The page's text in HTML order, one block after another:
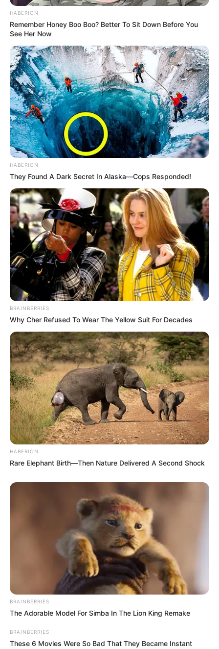
TAGS
ΕΥΒΟΙΑ
ΤΑΥΤΟΤΗΤΑ ΚΑΙ ΕΠΙΚΟΙΝΩΝΙΑ ΟΡΟΙ ΧΡΗΣΗΣ
© 2025 EVIANEWS του Γιώργου Κουτσελίνη
HABERION
Remember Honey Boo Boo? Better To Sit Down Before You
See Her Now
HABERION
They Found A Dark Secret In Alaska—Cops Responded!
BRAINBERRIES
Why Cher Refused To Wear The Yellow Suit For Decades
HABERION
Rare Elephant Birth—Then Nature Delivered A Second Shock
BRAINBERRIES
The Adorable Model For Simba In The Lion King Remake
BRAINBERRIES
These 6 Movies Were So Bad That They Became Instant